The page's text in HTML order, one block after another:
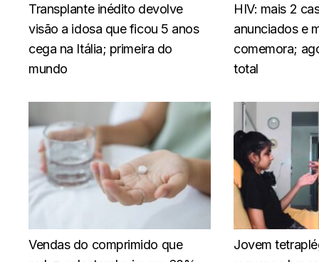
Transplante inédito devolve
visão a idosa que ficou 5 anos
cega na Itália; primeira do
mundo
HIV: mais 2
anunciados e
comemora;
total
Vendas do comprimido que
Jovem